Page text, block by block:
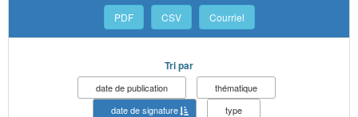
PDF CSV Courriel
Tri par
date de publication
thématique
date de signature
type